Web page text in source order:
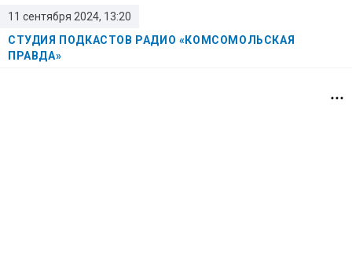
11 сентября 2024, 13:20
СТУДИЯ ПОДКАСТОВ РАДИО «КОМСОМОЛЬСКАЯ
ПРАВДА»